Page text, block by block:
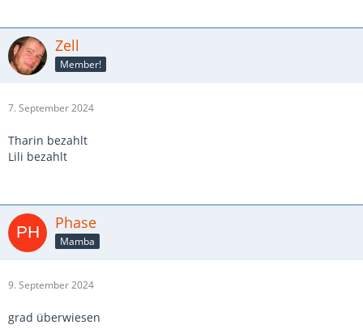
Zell
Member!
7. September 2024
Tharin bezahlt
Lili bezahlt
Phase
Mamba
9. September 2024
grad überwiesen